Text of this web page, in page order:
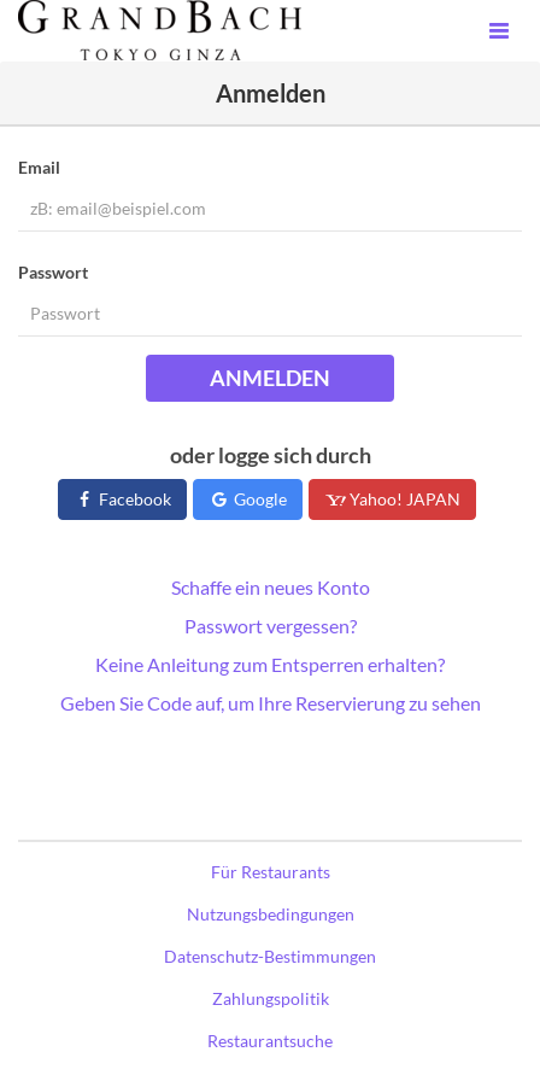
Anmelden
Email
Passwort
ANMELDEN
oder logge sich durch
Facebook Google Yahoo! JAPAN
Schaffe ein neues Konto
Passwort vergessen?
Keine Anleitung zum Entsperren erhalten?
Geben Sie Code auf, um Ihre Reservierung zu sehen
Für Restaurants
Nutzungsbedingungen
Datenschutz-Bestimmungen
Zahlungspolitik
Restaurantsuche